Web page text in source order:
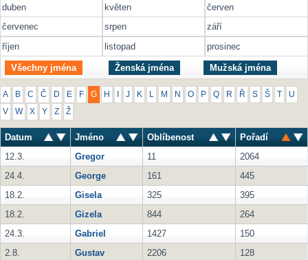
duben
květen
červen
červenec
srpen
září
říjen
listopad prosinec
Všechny jména Ženská jména Mužská jména
A B C Č D E F G H J K M N O P Q R Ř S Š U
V W X Y Z Ž
Datum Jméno Oblíbenost
Pořadí
12.3.
Gregor 11
2064
24.4.
George 161
445
18.2.
Gisela 325
395
18.2.
Gizela 844
264
24.3.
Gabriel 1427
150
2.8.
Gustav 2206
128